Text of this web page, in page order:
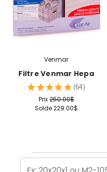
Venmar
Filtre Venmar Hepa
★ ★ ★ ★ ★ 64
64
Prix250.00$
Solde229.00$